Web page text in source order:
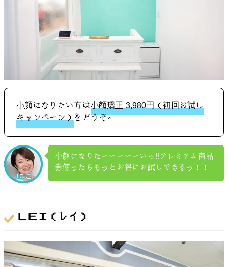
小顔になりたい方は小顔矯正 3,980円（初回お試し
キャンペーン）をどうぞ。
小顔になりたーーーーーいっ!!プレミアム商品
券使ったらもっとお得にお試しできるっ！！
ＬＥＩ（レイ）